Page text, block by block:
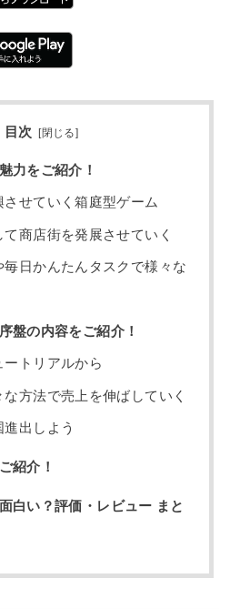
目次 [閉じる]
力をご紹介！
せていく箱庭型ゲーム
商店街を発展させていく
毎日かんたんタスクで様々な
盤の内容をご紹介！
ートリアルから
方法で売上を伸ばしていく
出しよう
紹介！
白い？評価・レビュー まと